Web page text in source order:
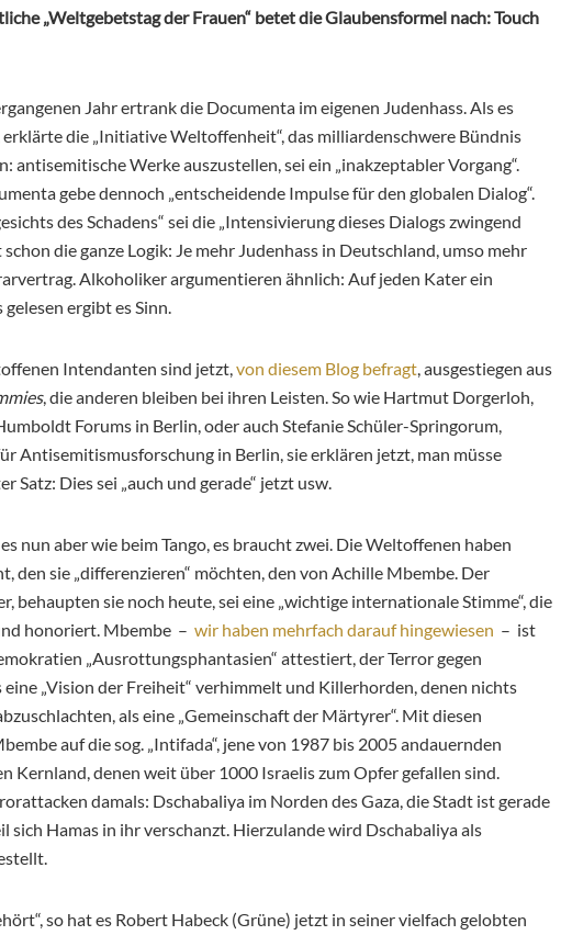
„Weltgebetstag der Frauen“ betet die Glaubensformel nach: Touch
Jahr ertrank die Documenta im eigenen Judenhass. Als es
die „Initiative Weltoffenheit“, das milliardenschwere Bündnis
antisemitische Werke auszustellen, sei ein „inakzeptabler Vorgang“.
gebe dennoch „entscheidende Impulse für den globalen Dialog“.
des Schadens“ sei die „Intensivierung dieses Dialogs zwingend
die ganze Logik: Je mehr Judenhass in Deutschland, umso mehr
Alkoholiker argumentieren ähnlich: Auf jeden Kater ein
ergibt es Sinn.
Intendanten sind jetzt, von diesem Blog befragt , ausgestiegen aus
, die anderen bleiben bei ihren Leisten. So wie Hartmut Dorgerloh,
Forums in Berlin, oder auch Stefanie Schüler-Springorum,
Antisemitismusforschung in Berlin, sie erklären jetzt, man müsse
Satz: Dies sei „auch und gerade“ jetzt usw.
nun aber wie beim Tango, es braucht zwei. Die Weltoffenen haben
den sie „differenzieren“ möchten, den von Achille Mbembe. Der
behaupten sie noch heute, sei eine „wichtige internationale Stimme“, die
honoriert. Mbembe – wir haben mehrfach darauf hingewiesen – ist
„Ausrottungsphantasien“ attestiert, der Terror gegen
„Vision der Freiheit“ verhimmelt und Killerhorden, denen nichts
als eine „Gemeinschaft der Märtyrer“. Mit diesen
auf die sog. „Intifada“, jene von 1987 bis 2005 andauernden
Kernland, denen weit über 1000 Israelis zum Opfer gefallen sind.
damals: Dschabaliya im Norden des Gaza, die Stadt ist gerade
sich Hamas in ihr verschanzt. Hierzulande wird Dschabaliya als
so hat es Robert Habeck (Grüne) jetzt in seiner vielfach gelobten